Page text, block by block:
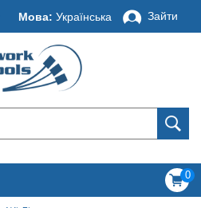
Мова: Українська Зайти
0